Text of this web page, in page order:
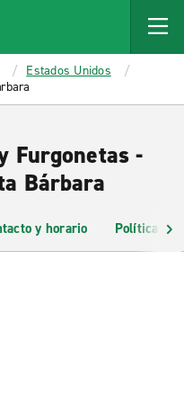
Estados Unidos
Furgonetas -
Bárbara
y horario Políticas